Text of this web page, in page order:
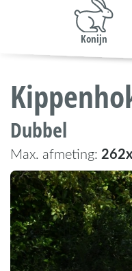
Konijn
Dubbel
Max. afmeting: